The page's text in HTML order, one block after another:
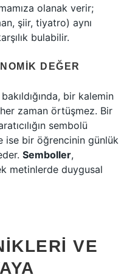
olanak verir;
şiir, tiyatro) aynı
bulabilir.
DEĞER
bir kalemin
zaman örtüşmez. Bir
sembolü
ise bir öğrencinin günlük
Semboller,
metinlerde duygusal
VE